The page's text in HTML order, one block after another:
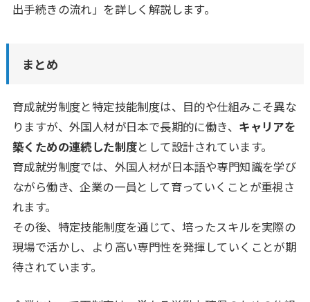
出手続きの流れ」を詳しく解説します。
まとめ
育成就労制度と特定技能制度は、目的や仕組みこそ異な
りますが、外国人材が日本で長期的に働き、 キャリアを
築くための連続した制度として設計されています。
育成就労制度では、外国人材が日本語や専門知識を学び
ながら働き、企業の一員として育っていくことが重視さ
れます。
その後、特定技能制度を通じて、培ったスキルを実際の
現場で活かし、より高い専門性を発揮していくことが期
待されています。